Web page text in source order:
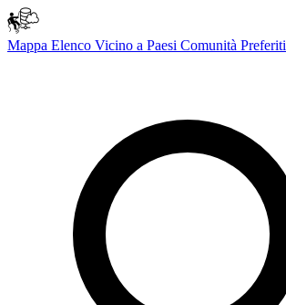
Mappa Elenco Vicino a Paesi Comunità Preferiti